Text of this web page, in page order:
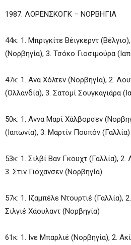
1987: ΛΟΡΕΝΣΚΟΓΚ – ΝΟΡΒΗΓΙΑ
44κ: 1. Μπριγκίτε Βέιγκερντ
(Νορβηγία), 3. Τσόκο Γιοσιμούρα
47κ: 1. Ανα Χόλτεν (Νορβηγία), 2.
(Ολλανδία), 3. Σατομί Σουγκαγιάρα
50κ: 1. Αννα Μαρί Χάλβορσεν
(Ιαπωνία), 3. Μαρτίν Πουπόν (Γαλλία)
53κ: 1. Σιλβί Βαν Γκουχτ (Γαλλία), 2.
3. Στιν Γιόχανσεν (Νορβηγία)
57κ: 1. Ιζαμπέλε Ντουρτιέ (Γαλλία),
Σιλγιέ Χάουλαντ (Νορβηγία)
61κ: 1. Ινε Μπαρλιέ (Νορβηγία), 2.